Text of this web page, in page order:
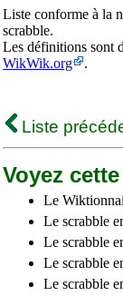
Liste conforme à la
scrabble.
Les définitions sont
WikWik.org
.
Liste
Voyez
Le
Le scrabble
Le scrabble
Le scrabble
Le scrabble